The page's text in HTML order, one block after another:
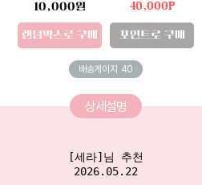
10,000원
랜덤박스로 구매
40,000P
포인트로 구매
배송게이지 40
상세설명
[세라]님 추천
2026.05.22